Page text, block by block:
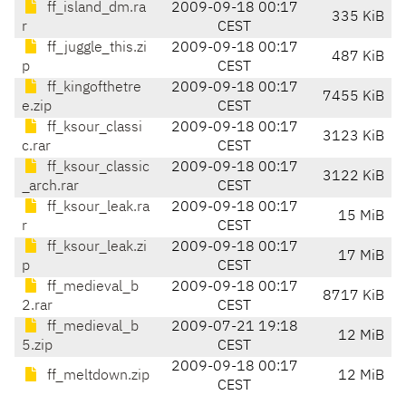
ff_island_dm.ra
r
2009-09-18 00:17
CEST
335 KiB
ff_juggle_this.zi
p
2009-09-18 00:17
CEST
487 KiB
ff_kingofthetre
e.zip
2009-09-18 00:17
CEST
7455 KiB
ff_ksour_classi
c.rar
2009-09-18 00:17
CEST
3123 KiB
ff_ksour_classic
_arch.rar
2009-09-18 00:17
CEST
3122 KiB
ff_ksour_leak.ra
r
2009-09-18 00:17
CEST
15 MiB
ff_ksour_leak.zi
p
2009-09-18 00:17
CEST
17 MiB
ff_medieval_b
2.rar
2009-09-18 00:17
CEST
8717 KiB
ff_medieval_b
5.zip
2009-07-21 19:18
CEST
12 MiB
ff_meltdown.zip
2009-09-18 00:17
CEST
12 MiB